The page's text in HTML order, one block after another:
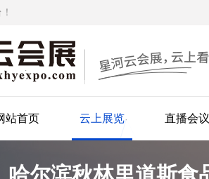
站首页 云上展览 直播会议